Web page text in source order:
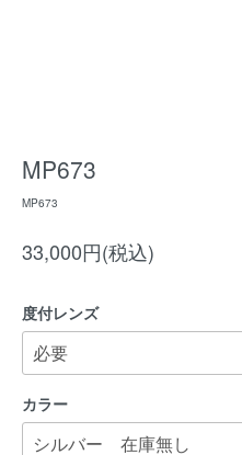
MP673
MP673
33,000円(税込)
度付レンズ
カラー